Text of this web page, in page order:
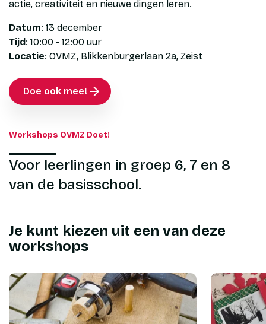
Rooster
Magister
actie, creativiteit en nieuwe dingen leren.
Datum: 13 december
Tijd: 10:00 - 12:00 uur
Locatie: OVMZ, Blikkenburgerlaan 2a, Zeist
Doe ook mee!
Workshops OVMZ Doet!
Voor leerlingen in groep 6, 7 en 8
van de basisschool.
Je kunt kiezen uit een van deze
workshops